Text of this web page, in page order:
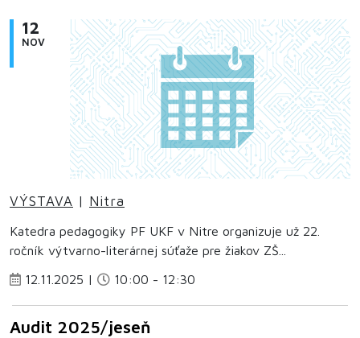
12
NOV
VÝSTAVA | Nitra
Katedra pedagogiky PF UKF v Nitre organizuje už 22.
ročník výtvarno-literárnej súťaže pre žiakov ZŠ...
12.11.2025 |
10:00 - 12:30
Audit 2025/jeseň